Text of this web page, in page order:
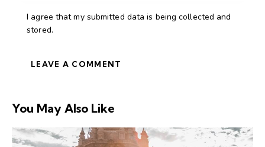
I agree that my submitted data is being collected and
stored.
You May Also Like